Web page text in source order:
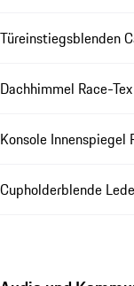
Türeinstiegsblenden
Dachhimmel Race-Tex
Konsole Innenspiegel
Cupholderblende